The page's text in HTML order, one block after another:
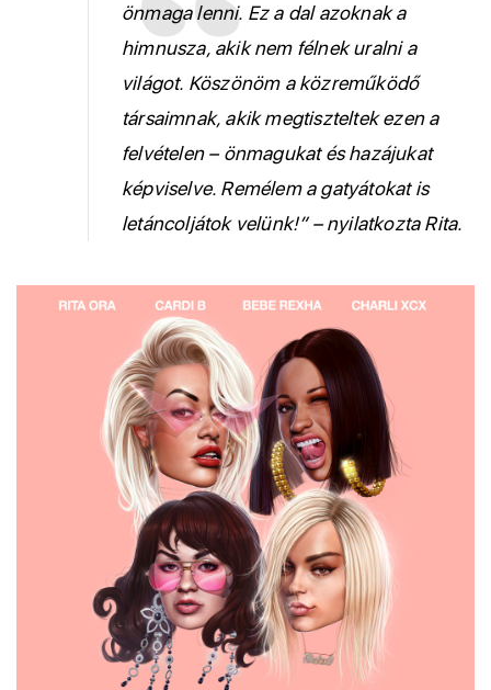
önmaga lenni. Ez a dal azoknak a
himnusza, akik nem félnek uralni a
világot. Köszönöm a közreműködő
társaimnak, akik megtiszteltek ezen a
felvételen – önmagukat és hazájukat
képviselve. Remélem a gatyátokat is
letáncoljátok velünk!” – nyilatkozta Rita.